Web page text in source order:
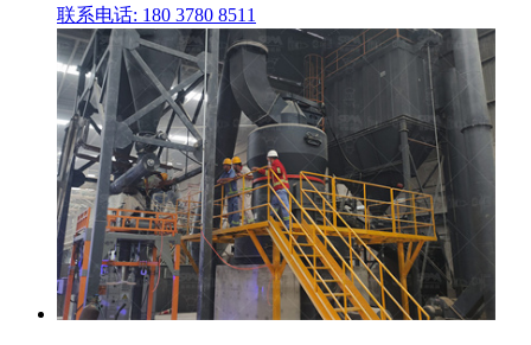
联系电话: 180 3780 8511